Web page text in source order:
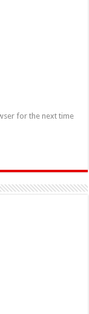
for the next time